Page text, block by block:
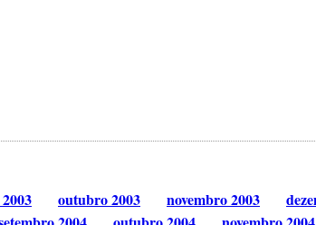
outubro 2003 novembro 2003